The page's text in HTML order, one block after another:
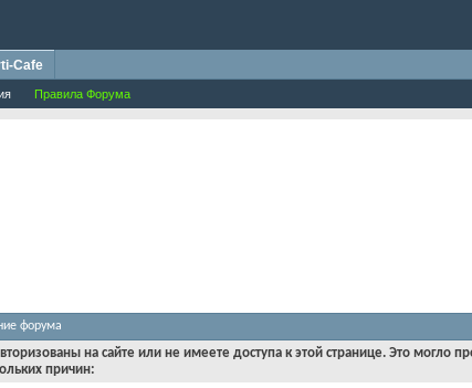
Правила Форума
Cafe
форума
на сайте или не имеете доступа к этой странице. Это могло
причин: